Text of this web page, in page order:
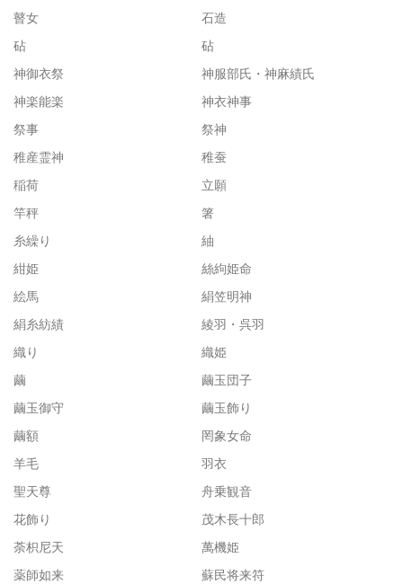
瞽女
石造
砧
砧
神御衣祭
神服部氏・神麻績氏
神楽能楽
神衣神事
祭事
祭神
稚産霊神
稚蚕
稲荷
立願
竿秤
箸
糸繰り
紬
紺姫
絲絇姫命
絵馬
絹笠明神
絹糸紡績
綾羽・呉羽
織り
織姫
繭
繭玉団子
繭玉御守
繭玉飾り
繭額
罔象女命
羊毛
羽衣
聖天尊
舟乗観音
花飾り
茂木長十郎
荼枳尼天
萬機姫
薬師如来
蘇民将来符